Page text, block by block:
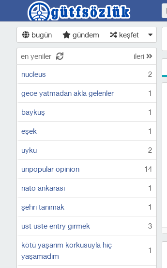
bugün gündem keşfet
en yeniler ileri
nucleus 2
gece yatmadan akla gelenler 1
baykuş 1
eşek 1
uyku 2
unpopular opinion 14
nato ankarası 1
şehri tanımak 1
üst üste entry girmek 3
kötü yaşarım korkusuyla hiç
yaşamadım
1